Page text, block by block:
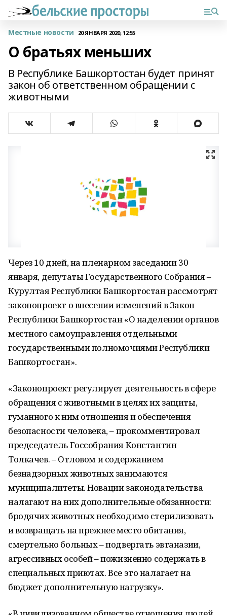
Местные новости 20 ЯНВАРЯ 2020, 12:55
О братьях меньших
В Республике Башкортостан будет принят
закон об ответственном обращении с
животными
Через 10 дней, на пленарном заседании 30
января, депутаты Государственного Собрания –
Курултая Республики Башкортостан рассмотрят
законопроект о внесении изменений в Закон
Республики Башкортостан «О наделении органов
местного самоуправления отдельными
государственными полномочиями Республики
Башкортостан».
«Законопроект регулирует деятельность в сфере
обращения с животными в целях их защиты,
гуманного к ним отношения и обеспечения
безопасности человека, – прокомментировал
председатель Госсобрания Константин
Толкачев. – Отловом и содержанием
безнадзорных животных занимаются
муниципалитеты. Новации законодательства
налагают на них дополнительные обязанности:
бродячих животных необходимо стерилизовать
и возвращать на прежнее место обитания,
смертельно больных – подвергать эвтаназии,
агрессивных особей – пожизненно содержать в
специальных приютах. Все это налагает на
бюджет дополнительную нагрузку».